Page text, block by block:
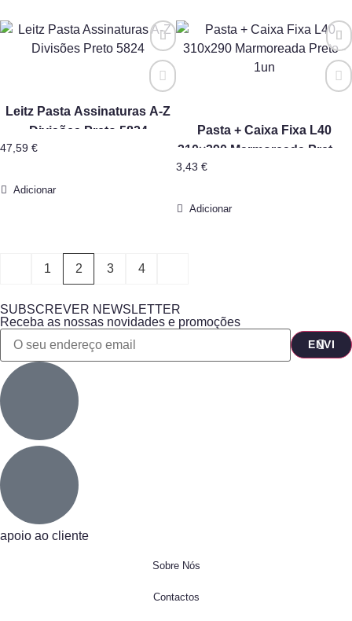
Leitz Pasta Assinaturas A-Z
Divisões Preto 5824
47,59 €
Adicionar
Pasta + Caixa Fixa L40
310×290 Marmoreada Preto –
3,43 €
Adicionar
1 2 3 4
SUBSCREVER NEWSLETTER
Receba as nossas novidades e promoções
apoio ao cliente
Sobre Nós
Contactos